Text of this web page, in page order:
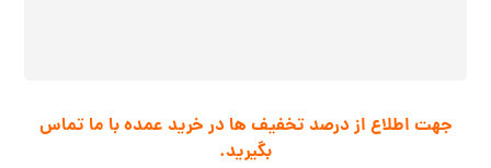
جهت اطلاع از درصد تخفیف ها در خرید عمده با ما تماس
بگیرید.